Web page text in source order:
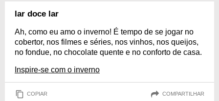
lar doce lar
Ah, como eu amo o inverno! É tempo de se jogar no
cobertor, nos filmes e séries, nos vinhos, nos queijos,
no fondue, no chocolate quente e no conforto de casa.
Inspire-se com o inverno
COPIAR COMPARTILHAR